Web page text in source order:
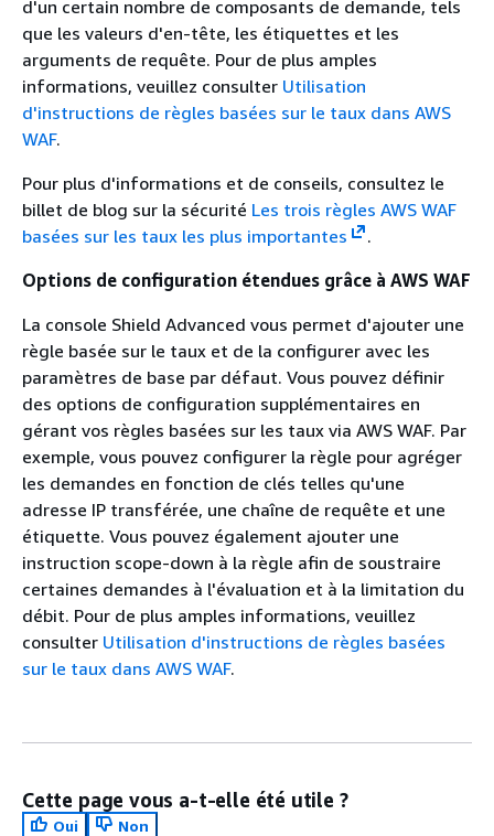
d'un certain nombre de composants de demande, tels
que les valeurs d'en-tête, les étiquettes et les
arguments de requête. Pour de plus amples
informations, veuillez consulter Utilisation
d'instructions de règles basées sur le taux dans AWS
WAF.
Pour plus d'informations et de conseils, consultez le
billet de blog sur la sécurité Les trois règles AWS WAF
basées sur les taux les plus importantes
.
Options de configuration étendues grâce à AWS WAF
La console Shield Advanced vous permet d'ajouter une
règle basée sur le taux et de la configurer avec les
paramètres de base par défaut. Vous pouvez définir
des options de configuration supplémentaires en
gérant vos règles basées sur les taux via AWS WAF. Par
exemple, vous pouvez configurer la règle pour agréger
les demandes en fonction de clés telles qu'une
adresse IP transférée, une chaîne de requête et une
étiquette. Vous pouvez également ajouter une
instruction scope-down à la règle afin de soustraire
certaines demandes à l'évaluation et à la limitation du
débit. Pour de plus amples informations, veuillez
consulter Utilisation d'instructions de règles basées
sur le taux dans AWS WAF.
Cette page vous a-t-elle été utile ?
Oui
Non